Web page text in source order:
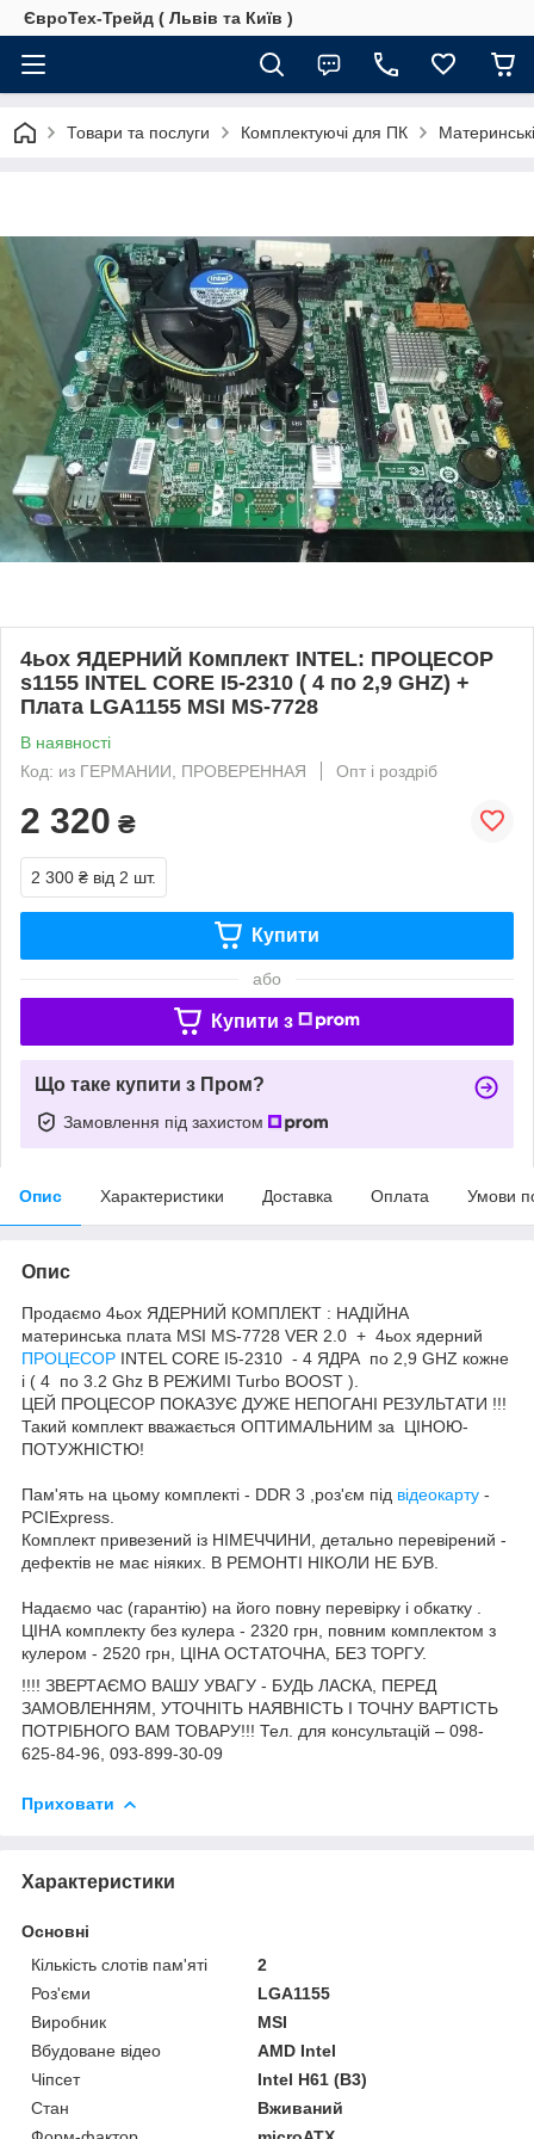
ЄвроТех-Трейд ( Львів та Київ )
Товари та послуги Комплектуючі для ПК
4ьох ЯДЕРНИЙ Комплект INTEL: ПРОЦЕСОР
s1155 INTEL CORE I5-2310 ( 4 по 2,9 GHZ) +
Плата LGA1155 MSI MS-7728
В наявності
Код: из ГЕРМАНИИ, ПРОВЕРЕННАЯ
Опт і роздріб
2 320 ₴
2 300 ₴ від 2 шт.
Купити
або
Купити з
Що таке купити з Пром?
Замовлення під захистом
Опис Характеристики Доставка Оплата Умови
Опис
Продаємо 4ьох ЯДЕРНИЙ КОМПЛЕКТ : НАДІЙНА
материнська плата MSI MS-7728 VER 2.0 + 4ьох ядерний
ПРОЦЕСОР INTEL CORE I5-2310 - 4 ЯДРА по 2,9 GHZ кожне
і ( 4 по 3.2 Ghz В РЕЖИМІ Turbo BOOST ).
ЦЕЙ ПРОЦЕСОР ПОКАЗУЄ ДУЖЕ НЕПОГАНІ РЕЗУЛЬТАТИ !!!
Такий комплект вважається ОПТИМАЛЬНИМ за ЦІНОЮ-
ПОТУЖНІСТЮ!
Пам'ять на цьому комплекті - DDR 3 ,роз'єм під відеокарту -
PCIExpress.
Комплект привезений із НІМЕЧЧИНИ, детально перевірений -
дефектів не має ніяких. В РЕМОНТІ НІКОЛИ НЕ БУВ.
Надаємо час (гарантію) на його повну перевірку і обкатку .
ЦІНА комплекту без кулера - 2320 грн, повним комплектом з
кулером - 2520 грн, ЦІНА ОСТАТОЧНА, БЕЗ ТОРГУ.
!!!! ЗВЕРТАЄМО ВАШУ УВАГУ - БУДЬ ЛАСКА, ПЕРЕД
ЗАМОВЛЕННЯМ, УТОЧНІТЬ НАЯВНІСТЬ І ТОЧНУ ВАРТІСТЬ
ПОТРІБНОГО ВАМ ТОВАРУ!!! Тел. для консультацій – 098-
625-84-96, 093-899-30-09
Приховати
Характеристики
Основні
Кількість слотів пам'яті
2
Роз'єми
LGA1155
Виробник
MSI
Вбудоване відео
AMD Intel
Чіпсет
Intel H61 (B3)
Стан
Вживаний